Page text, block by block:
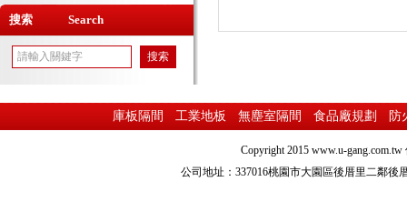
搜索 Search
庫板隔間 工業地板 無塵室隔間 食品廠規劃 防
Copyright 2015 www.u-gang.com.tw
公司地址：337016桃園市大園區後厝里二鄰後